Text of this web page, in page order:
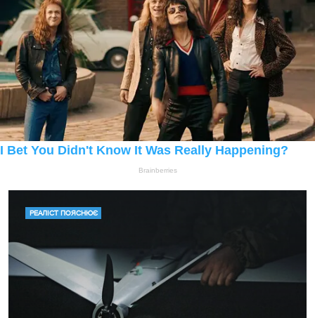
РЕАЛІСТ ПОЯСНЮЄ